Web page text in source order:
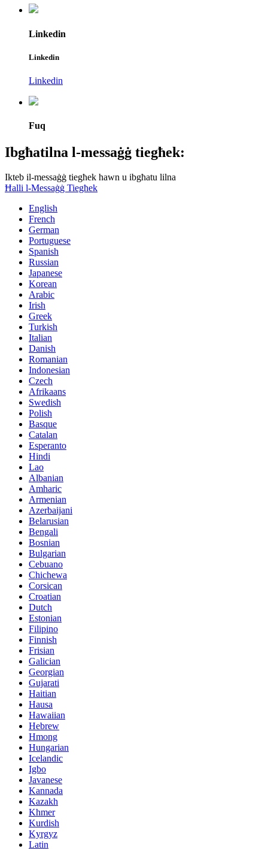
Linkedin
Linkedin
Linkedin
Fuq
Ibgħatilna l-messaġġ tiegħek:
Ikteb il-messaġġ tiegħek hawn u ibgħatu lilna
Ħalli l-Messaġġ Tiegħek
English
French
German
Portuguese
Spanish
Russian
Japanese
Korean
Arabic
Irish
Greek
Turkish
Italian
Danish
Romanian
Indonesian
Czech
Afrikaans
Swedish
Polish
Basque
Catalan
Esperanto
Hindi
Lao
Albanian
Amharic
Armenian
Azerbaijani
Belarusian
Bengali
Bosnian
Bulgarian
Cebuano
Chichewa
Corsican
Croatian
Dutch
Estonian
Filipino
Finnish
Frisian
Galician
Georgian
Gujarati
Haitian
Hausa
Hawaiian
Hebrew
Hmong
Hungarian
Icelandic
Igbo
Javanese
Kannada
Kazakh
Khmer
Kurdish
Kyrgyz
Latin